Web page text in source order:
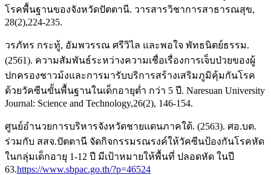
โรคพื้นฐานของจังหวัดปัตตานี. วารสารวิชาการสาธารณสุข,
28(2),224-235.
วรภัทร กระทู้, อัมพวรรณ ศรีวิไล และพอใจ พัทธนิตย์ธรรม.
(2561). ความสัมพันธ์ระหว่างความเชื่อเรื่องการเจ็บป่วยของผู้
ปกครองชาวม้งและการมารับบริการสร้างเสริมภูมิคุ้มกันโรค
ด้วยวัคซีนขั้นพื้นฐานในเด็กอายุต่ำ กว่า 5 ปี. Naresuan University
Journal: Science and Technology,26(2), 146-154.
ศูนย์อำนวยการบริหารจังหวัดชายแดนภาคใต้. (2563). ศอ.บต.
ร่วมกับ สสจ.ปัตตานี จัดกิจกรรมรณรงค์ให้วัคซีนป้องกันโรคหัด
ในกลุ่มเด็กอายุ 1-12 ปี มีเป้าหมายให้พื้นที่ ปลอดหัด ในปี
63.https://www.sbpac.go.th/?p=46524